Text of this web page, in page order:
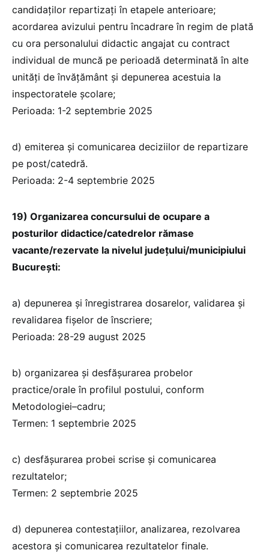
candidaților repartizați în etapele anterioare;
acordarea avizului pentru încadrare în regim de plată
cu ora personalului didactic angajat cu contract
individual de muncă pe perioadă determinată în alte
unități de învățământ și depunerea acestuia la
inspectoratele școlare;
Perioada: 1-2 septembrie 2025
d) emiterea și comunicarea deciziilor de repartizare
pe post/catedră.
Perioada: 2-4 septembrie 2025
19) Organizarea concursului de ocupare a
posturilor didactice/catedrelor rămase
vacante/rezervate la nivelul județului/municipiului
București:
a) depunerea și înregistrarea dosarelor, validarea și
revalidarea fișelor de înscriere;
Perioada: 28-29 august 2025
b) organizarea și desfășurarea probelor
practice/orale în profilul postului, conform
Metodologiei–cadru;
Termen: 1 septembrie 2025
c) desfășurarea probei scrise și comunicarea
rezultatelor;
Termen: 2 septembrie 2025
d) depunerea contestațiilor, analizarea, rezolvarea
acestora și comunicarea rezultatelor finale.